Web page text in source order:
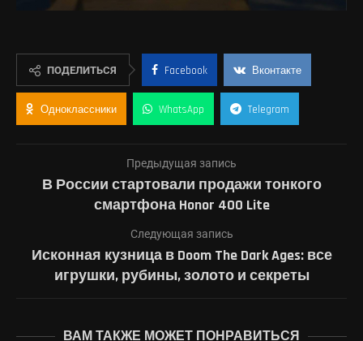
ПОДЕЛИТЬСЯ Facebook Вконтакте
Одноклассники WhatsApp Telegram
Предыдущая запись
В России стартовали продажи тонкого
смартфона Honor 400 Lite
Следующая запись
Исконная кузница в Doom The Dark Ages: все
игрушки, рубины, золото и секреты
ВАМ ТАКЖЕ МОЖЕТ ПОНРАВИТЬСЯ